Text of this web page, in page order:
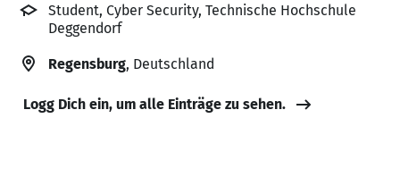
Student, Cyber Security, Technische Hochschule
Deggendorf
Regensburg, Deutschland
Logg Dich ein, um alle Einträge zu sehen.